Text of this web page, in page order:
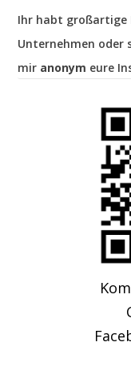
Ihr habt großartige
Unternehmen oder
mir anonym eure